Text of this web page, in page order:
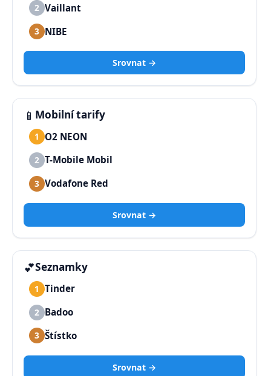
2 Vaillant
3 NIBE
Srovnat →
📱 Mobilní tarify
1 O2 NEON
2 T-Mobile Mobil
3 Vodafone Red
Srovnat →
💕Seznamky
1 Tinder
2 Badoo
3 Štístko
Srovnat →